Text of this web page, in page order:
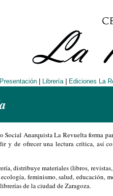
Presentación| Librería| Ediciones La
Social Anarquista La Revuelta forma
y de ofrecer una lectura crítica, así
distribuye materiales (libros,
feminismo, salud, educación,
de la ciudad de Zaragoza.